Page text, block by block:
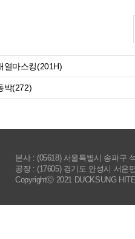
열마스킹(201H)
박(272)
본사 : (05618) 서울특별시 송파구
공장 : (17605) 경기도 안성시 서운
Copyrightⓒ 2021 DUCKSUNG